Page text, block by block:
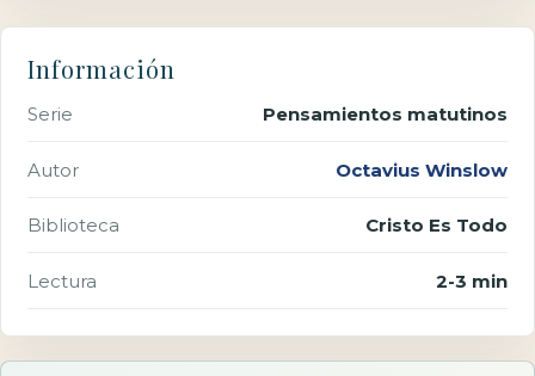
Información
Serie Pensamientos matutinos
Autor Octavius Winslow
Biblioteca Cristo Es Todo
Lectura 2-3 min